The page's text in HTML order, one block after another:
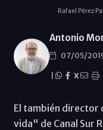
Rafael Pérez
Antonio
07/05/
X
El también director
vida" de Canal Sur